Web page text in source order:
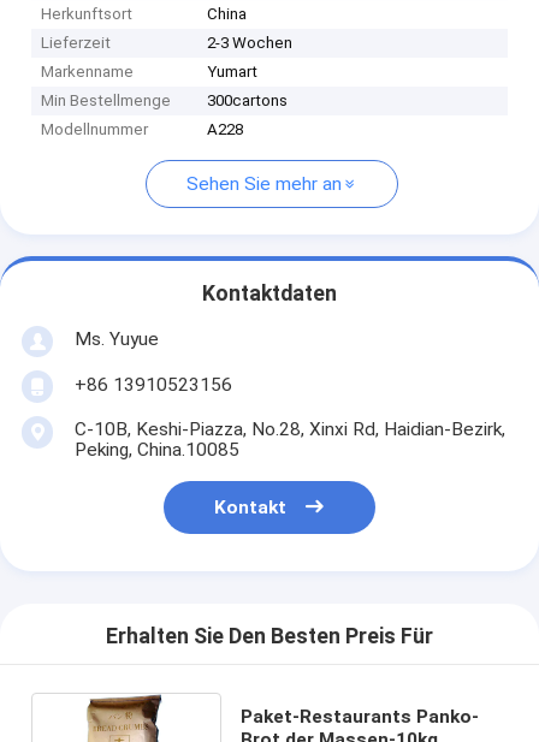
Herkunftsort
China
Lieferzeit
2-3 Wochen
Markenname
Yumart
Min Bestellmenge
300cartons
Modellnummer
A228
Sehen Sie mehr an
Kontaktdaten
Ms. Yuyue
+86 13910523156
C-10B, Keshi-Piazza, No.28, Xinxi Rd, Haidian-Bezirk,
Peking, China.10085
Kontakt
Erhalten Sie Den Besten Preis Für
Paket-Restaurants Panko-